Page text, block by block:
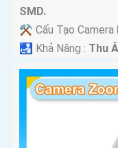
SMD.
⚒ Cấu Tạo Camera
️🛃 Khả Năng : Thu